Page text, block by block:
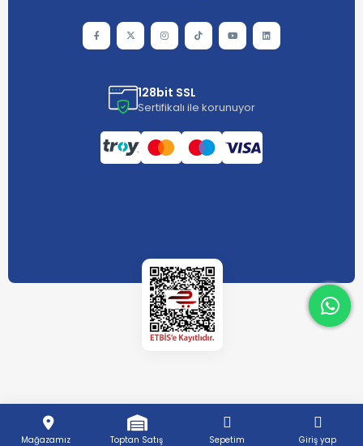
Mağazamız Toptan Satış Sepetim Giriş yap
128bit SSL
Sertifikalı ile korunuyor